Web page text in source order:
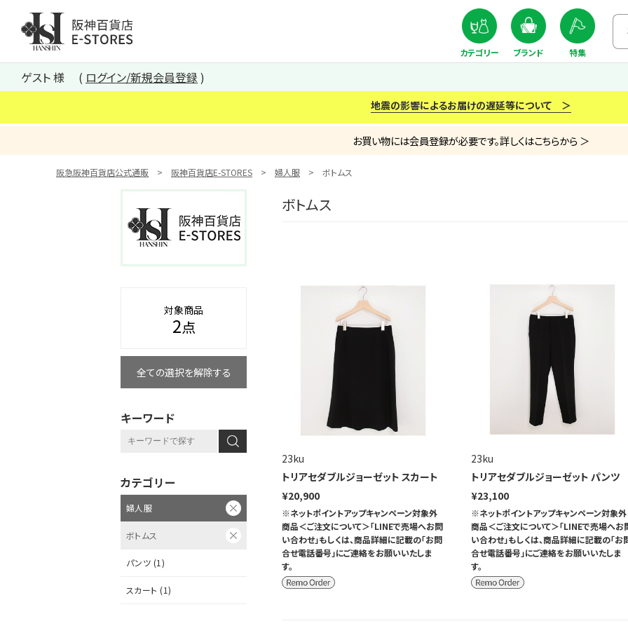
阪神百貨店E-STORES TOP
カテゴリー ブランド 特集
ゲスト 様 ログイン/新規会員登録
地震の影響によるお届けの遅延等について ＞
お買い物には会員登録が必要です。詳しくはこちらから ＞
阪急阪神百貨店公式通販 阪神百貨店E-STORES 婦人服 ボトムス
ボトムス
23ku
トリアセダブルジョーゼット スカート
¥20,900
※ネットポイントアップキャンペーン対象外
商品＜ご注文について＞「LINEで売場へお問
い合わせ」もしくは、商品詳細に記載の「お問
合せ電話番号」にご連絡をお願いいたしま
す。
23ku
トリアセダブルジョーゼット パンツ
¥23,100
※ネットポイントアップキャンペーン対象外
商品＜ご注文について＞「LINEで売場へお
い合わせ」もしくは、商品詳細に記載の「お
合せ電話番号」にご連絡をお願いいたしま
す。
対象商品
2点
全ての選択を解除する
キーワード
カテゴリー
婦人服
ボトムス
パンツ (1)
スカート (1)